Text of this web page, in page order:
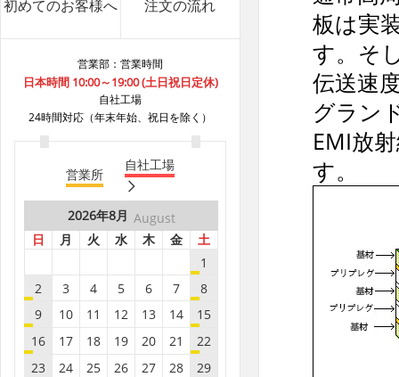
初めてのお客様へ 注文の流れ
営業部：営業時間
日本時間 10:00～19:00 (土日祝日定休)
自社工場
24時間対応（年末年始、祝日を除く）
営業所
自社工場
2026年8月 August
日
月 火 水 木 金
土
1
2
3 4 5 6 7
8
9
10 11 12 13 14
15
16
17 18 19 20 21
22
23
24 25 26 27 28
29
B8***5A
8.9
5
8.9
5
B6***8A
8.9
5
B8***5A
8.9
10
8.9
5
B6***5A
8.9
25
B8***6A
8.9
20
B8***0A
8.9
50
B8***0A
8.9
50
B8***8A
8.9
5
板は実
す。そ
伝送速
グラン
EMI放
す。